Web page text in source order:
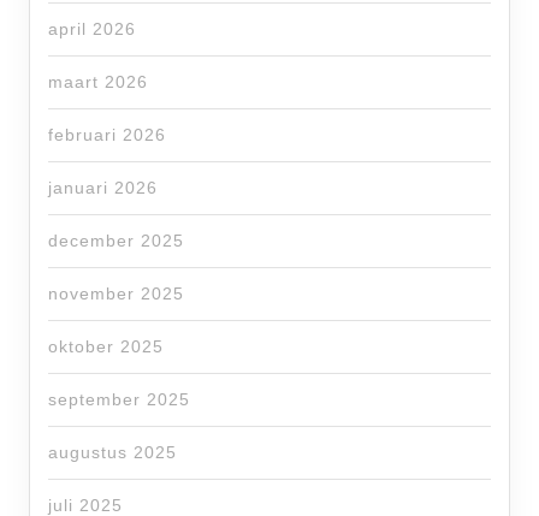
april 2026
maart 2026
februari 2026
januari 2026
december 2025
november 2025
oktober 2025
september 2025
augustus 2025
juli 2025